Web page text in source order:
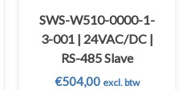
SWS-W510-0000-1-
3-001 | 24VAC/DC |
RS-485 Slave
€504,00 excl. btw